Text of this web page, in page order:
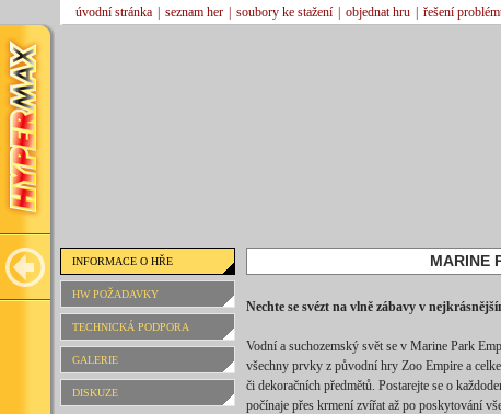
úvodní stránka seznam her soubory ke stažení objednat hru řešení
INFORMACE O HŘE
HW POŽADAVKY
TECHNICKÁ PODPORA
GALERIE
DISKUZE
MARINE
Nechte se svézt na vlně zábavy v
Vodní a suchozemský svět se v Marine Park
všechny prvky z původní hry Zoo Empire a
či dekoračních předmětů. Postarejte se o
počínaje přes krmení zvířat až po poskytování